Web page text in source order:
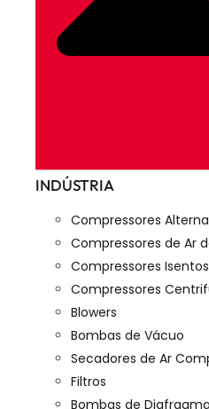
INDÚSTRIA
Compressores
Compressores de Ar
Compressores
Compressores
Blowers
Bombas de Vácuo
Secadores de Ar
Filtros
Bombas de